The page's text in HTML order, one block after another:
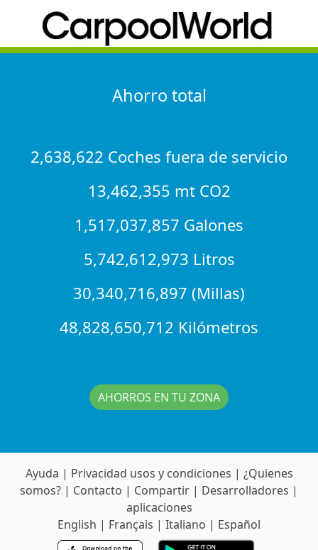
Ahorro total
2,638,622 Coches fuera de servicio
13,462,355 mt CO2
1,517,037,857 Galones
5,742,612,973 Litros
30,340,716,897 (Millas)
48,828,650,712 Kilómetros
AHORROS EN TU ZONA
Ayuda | Privacidad usos y condiciones | ¿Quienes
somos? | Contacto | Compartir | Desarrolladores |
aplicaciones
English | Français | Italiano | Español